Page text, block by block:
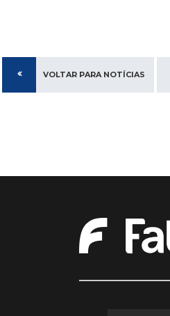
VOLTAR PARA NOTÍCIAS